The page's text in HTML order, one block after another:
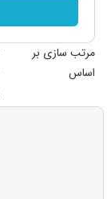
مرتب سازی بر
اساس